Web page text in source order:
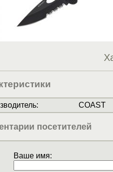
: COAST
посетителей
Ваше имя: